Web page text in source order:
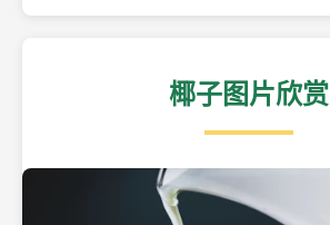
椰子图片欣赏